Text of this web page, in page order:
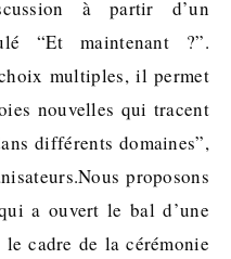
à partir d’un
“Et maintenant ?”.
multiples, il permet
nouvelles qui tracent
différents domaines”,
proposons
a ouvert le bal d’une
cadre de la cérémonie